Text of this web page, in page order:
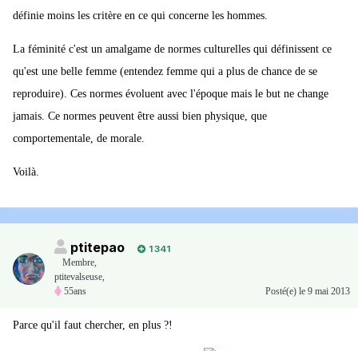
définie moins les critère en ce qui concerne les hommes.
La féminité c'est un amalgame de normes culturelles qui définissent ce
qu'est une belle femme (entendez femme qui a plus de chance de se
reproduire). Ces normes évoluent avec l'époque mais le but ne change
jamais. Ce normes peuvent être aussi bien physique, que
comportementale, de morale.
Voilà.
ptitepao
1 341
Membre
ptitevalseuse,
55ans
Posté(e) le 9 mai 2013
Parce qu'il faut chercher, en plus ?!